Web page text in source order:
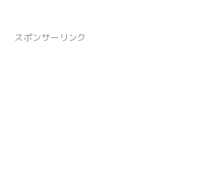
スポンサーリンク